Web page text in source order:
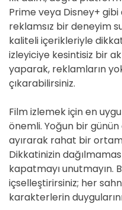
Prime veya Disney+
reklamsız bir deneyim
kaliteli içerikleriyle
izleyiciye kesintisiz bir
yaparak, reklamların
çıkarabilirsiniz.
Film izlemek için en
önemli. Yoğun bir
ayırarak rahat bir
Dikkatinizin
kapatmayı unutmayın.
içselleştirirsiniz; her
karakterlerin